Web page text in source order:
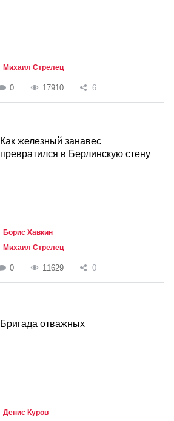
Михаил Стрелец
0 17910 6
Как железный занавес
превратился в Берлинскую стену
Борис Хавкин
Михаил Стрелец
0 11629 0
Бригада отважных
Денис Куров